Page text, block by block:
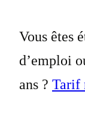
Vous êtes
d’emploi
ans ? Tarif